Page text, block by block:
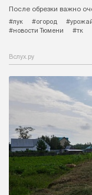
После обрезки важно
#лук
#огород
#новости Тюмени
#тк
Вслух.ру